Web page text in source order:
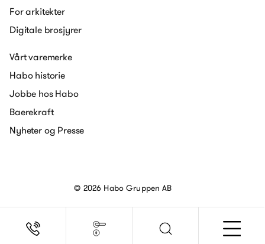
For arkitekter
Digitale brosjyrer
Vårt varemerke
Habo historie
Jobbe hos Habo
Baerekraft
Nyheter og Presse
© 2026 Habo Gruppen AB